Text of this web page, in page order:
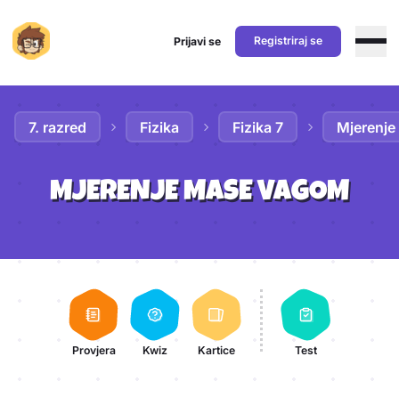
Prijavi se Registriraj se
7. razred Fizika Fizika 7
MJERENJE MASE VAGOM
Aktivnosti lekcije
Provjera Kwiz Kartice Test